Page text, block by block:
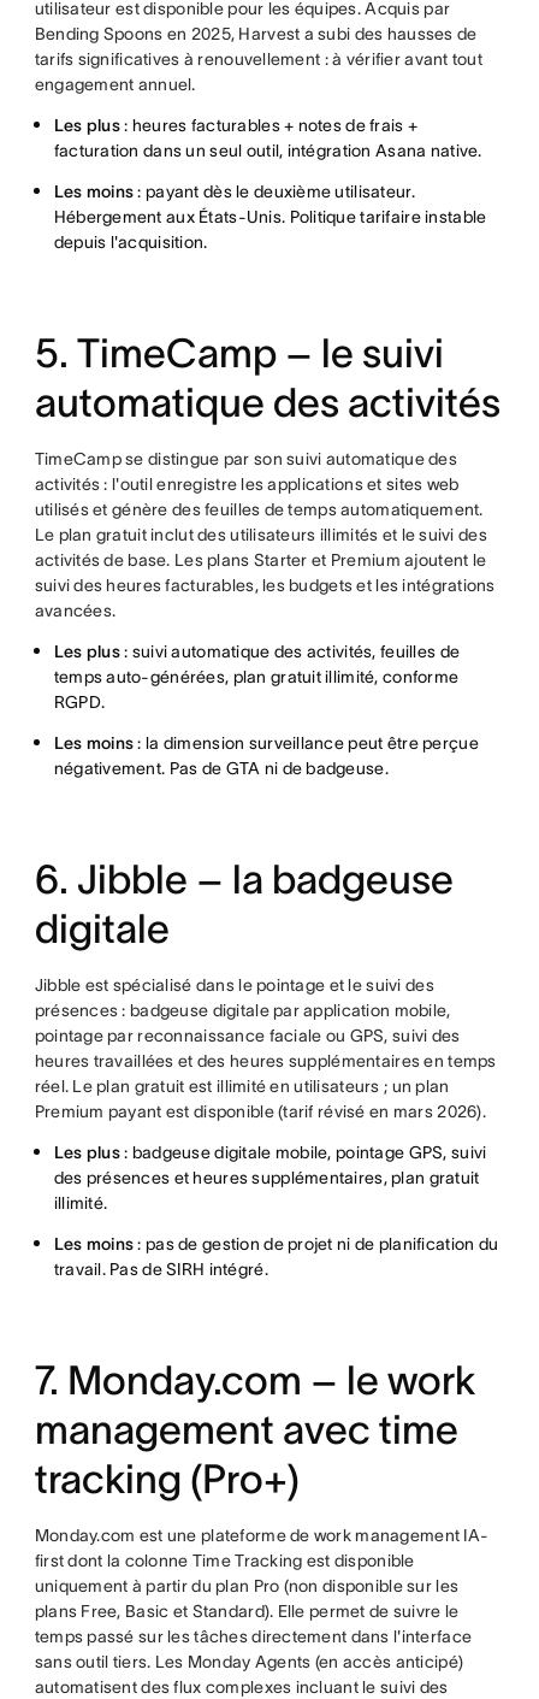
utilisateur est disponible pour les équipes. Acquis par
Bending Spoons en 2025, Harvest a subi des hausses de
tarifs significatives à renouvellement : à vérifier avant tout
engagement annuel.
Les plus: heures facturables + notes de frais +
facturation dans un seul outil, intégration Asana native.
Les moins: payant dès le deuxième utilisateur.
Hébergement aux États-Unis. Politique tarifaire instable
depuis l'acquisition.
5. TimeCamp – le suivi
automatique des activités
TimeCamp se distingue par son suivi automatique des
activités : l'outil enregistre les applications et sites web
utilisés et génère des feuilles de temps automatiquement.
Le plan gratuit inclut des utilisateurs illimités et le suivi des
activités de base. Les plans Starter et Premium ajoutent le
suivi des heures facturables, les budgets et les intégrations
avancées.
Les plus: suivi automatique des activités, feuilles de
temps auto-générées, plan gratuit illimité, conforme
RGPD.
Les moins: la dimension surveillance peut être perçue
négativement. Pas de GTA ni de badgeuse.
6. Jibble – la badgeuse
digitale
Jibble est spécialisé dans le pointage et le suivi des
présences : badgeuse digitale par application mobile,
pointage par reconnaissance faciale ou GPS, suivi des
heures travaillées et des heures supplémentaires en temps
réel. Le plan gratuit est illimité en utilisateurs ; un plan
Premium payant est disponible (tarif révisé en mars 2026).
Les plus: badgeuse digitale mobile, pointage GPS, suivi
des présences et heures supplémentaires, plan gratuit
illimité.
Les moins: pas de gestion de projet ni de planification du
travail. Pas de SIRH intégré.
7. Monday.com – le work
management avec time
tracking (Pro+)
Monday.com est une plateforme de work management IA-
first dont la colonne Time Tracking est disponible
uniquement à partir du plan Pro (non disponible sur les
plans Free, Basic et Standard). Elle permet de suivre le
temps passé sur les tâches directement dans l'interface
sans outil tiers. Les Monday Agents (en accès anticipé)
automatisent des flux complexes incluant le suivi des